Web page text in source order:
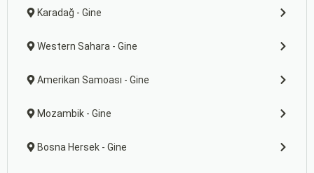
Karadağ - Gine
Western Sahara - Gine
Amerikan Samoası - Gine
Mozambik - Gine
Bosna Hersek - Gine